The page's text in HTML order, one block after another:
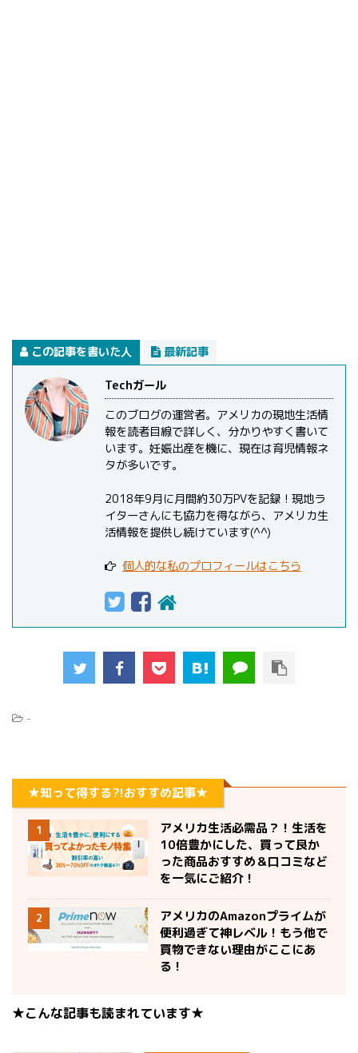
この記事を書いた人 最新記事
Techガール
このブログの運営者。アメリカの現地生活情
報を読者目線で詳しく、分かりやすく書いて
います。妊娠出産を機に、現在は育児情報ネ
タが多いです。
2018年9月に月間約30万PVを記録！現地ラ
イターさんにも協力を得ながら、アメリカ生
活情報を提供し続けています(^^)
個人的な私のプロフィールはこちら
-
★知って得する?!おすすめ記事★
1
アメリカ生活必需品？！生活を
10倍豊かにした、買って良か
った商品おすすめ＆口コミなど
を一気にご紹介！
2
アメリカのAmazonプライムが
便利過ぎて神レベル！もう他で
買物できない理由がここにあ
る！
★こんな記事も読まれています★